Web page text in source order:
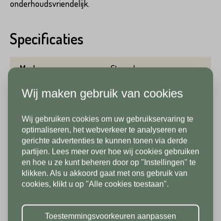
onderhoudsvriendelijk.
Specificaties
Merk Stone base
Gewicht per m2 54 kg
Aantal per m2 2.78
Lengte 60 cm
Breedte 60 cm
Dikte/hoogte 2 cm
Kleur Antraciet
Telefoonnummer*
Land*
Land*
Nederland
Postcode*
In verband met onze
vakantiesluiting zijn wij vanaf 1/8
tot en met 9/8 gesloten. Vanaf
10/8 zien we jullie graag weer bij
ons in de showroom. Fijne
vakantie!
Wij maken gebruik van cookies
Wij gebruiken cookies om uw gebruikservaring te
optimaliseren, het webverkeer te analyseren en
gerichte advertenties te kunnen tonen via derde
partijen. Lees meer over hoe wij cookies gebruiken
en hoe u ze kunt beheren door op "Instellingen" te
klikken. Als u akkoord gaat met ons gebruik van
cookies, klikt u op "Alle cookies toestaan".
Toestemmingsvoorkeuren aanpassen